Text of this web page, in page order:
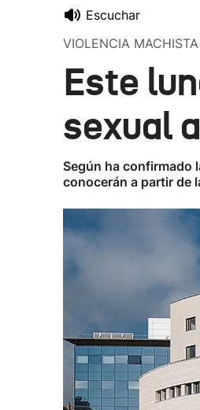
Escuchar
VIOLENCIA MACHISTA
Este
sexual
Según ha confirmado
conocerán a partir de